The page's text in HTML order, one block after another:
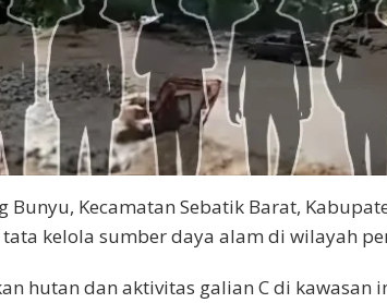
Bunyu, Kecamatan Sebatik Barat,
kelola sumber daya alam di wilayah
hutan dan aktivitas galian C di kawasan